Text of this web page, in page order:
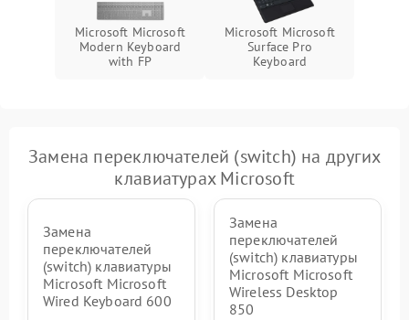
Microsoft Microsoft
Modern Keyboard
with FP
Microsoft Microsoft
Surface Pro
Keyboard
Замена переключателей (switch) на других
клавиатурах Microsoft
Замена
переключателей
(switch) клавиатуры
Microsoft Microsoft
Wired Keyboard 600
Замена
переключателей
(switch) клавиатуры
Microsoft Microsoft
Wireless Desktop
850